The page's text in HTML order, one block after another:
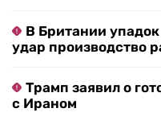
В Британии
удар производство
Трамп заявил о
с Ираном